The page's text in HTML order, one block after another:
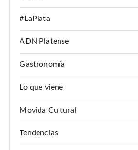
#LaPlata
ADN Platense
Gastronomía
Lo que viene
Movida Cultural
Tendencias